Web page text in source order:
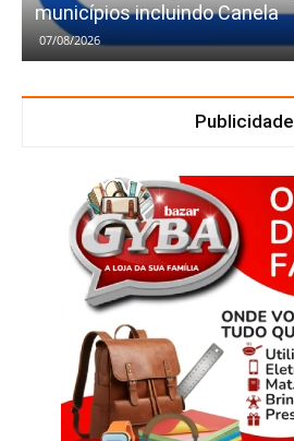
municípios incluindo Canela
07/08/2026
Publicidade